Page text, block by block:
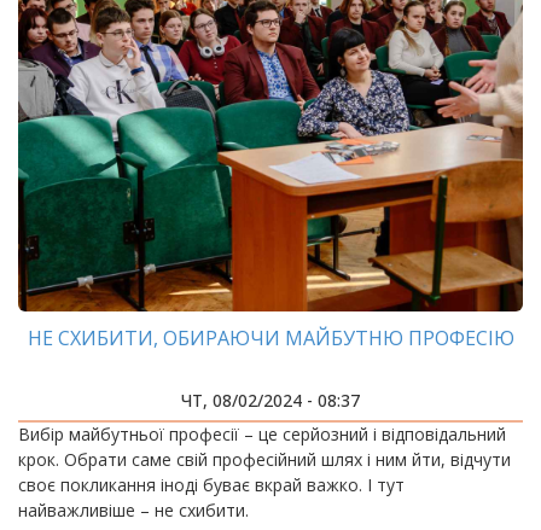
НЕ СХИБИТИ, ОБИРАЮЧИ МАЙБУТНЮ ПРОФЕСІЮ
ЧТ, 08/02/2024 - 08:37
Вибір майбутньої професії – це серйозний і відповідальний
крок. Обрати саме свій професійний шлях і ним йти, відчути
своє покликання іноді буває вкрай важко. І тут
найважливіше – не схибити.